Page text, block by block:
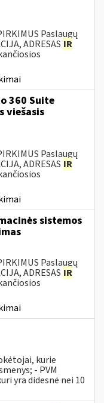
Paslaugų
ADRESAS IR
360 Suite
viešasis
Paslaugų
ADRESAS IR
sistemos
Paslaugų
ADRESAS IR
kurie
- PVM
yra didesnė nei 10